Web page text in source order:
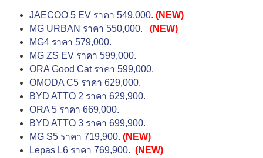
JAECOO 5 EV ราคา 549,000. (NEW)
MG URBAN ราคา 550,000.
(NEW)
MG4 ราคา 579,000.
MG ZS EV ราคา 599,000.
ORA Good Cat ราคา 599,000.
OMODA C5 ราคา 629,000.
BYD ATTO 2 ราคา 629,900.
ORA 5 ราคา 669,000.
BYD ATTO 3 ราคา 699,900.
MG S5 ราคา 719,900. (NEW)
Lepas L6 ราคา 769,900. (NEW)